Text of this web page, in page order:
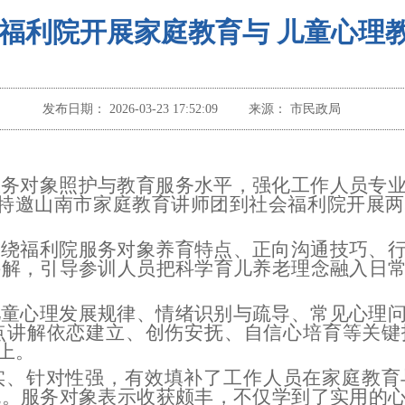
利院开展家庭教育与 儿童心理
发布日期： 2026-03-23 17:52:09 来源： 市民政局
对象照护与教育服务水平，强化工作人员专
邀山南市家庭教育讲师团到社会福利院开展
福利院服务对象养育特点、正向沟通技巧、
，引导参训人员把科学育儿养老理念融入日
心理发展规律、情绪识别与疏导、常见心理
解依恋建立、创伤安抚、自信心培育等关
。
针对性强，有效填补了工作人员在家庭教
服务对象表示收获颇丰，不仅学到了实用的